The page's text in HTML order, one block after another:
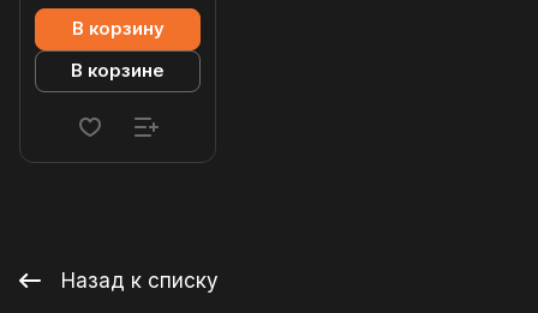
В корзину
В корзине
Назад к списку